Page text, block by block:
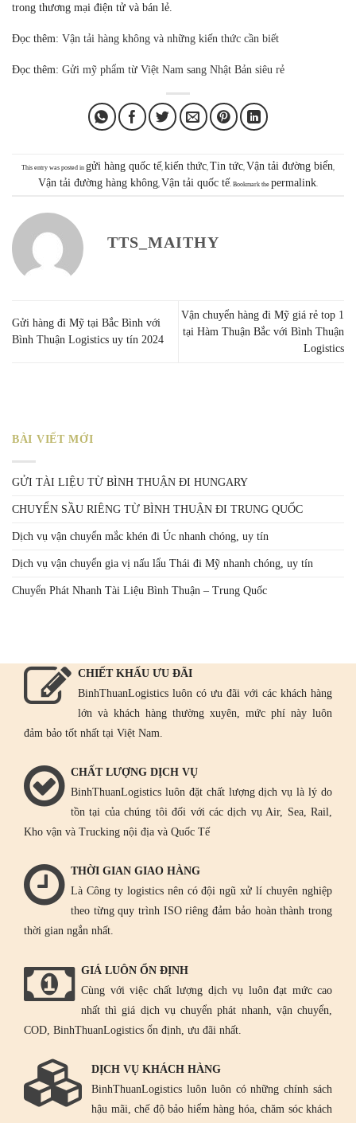
trong thương mại điện tử và bán lẻ.
Đọc thêm: Vận tải hàng không và những kiến thức cần biết
Đọc thêm: Gửi mỹ phẩm từ Việt Nam sang Nhật Bản siêu rẻ
This entry was posted in gửi hàng quốc tế, kiến thức, Tin tức, Vận tải đường biển,
Vận tải đường hàng không, Vận tải quốc tế. Bookmark the permalink.
TTS_MAITHY
Gửi hàng đi Mỹ tại Bắc Bình với
Bình Thuận Logistics uy tín 2024
Vận chuyển hàng đi Mỹ giá rẻ top 1
tại Hàm Thuận Bắc với Bình Thuận
Logistics
BÀI VIẾT MỚI
GỬI TÀI LIỆU TỪ BÌNH THUẬN ĐI HUNGARY
CHUYỂN SẦU RIÊNG TỪ BÌNH THUẬN ĐI TRUNG QUỐC
Dịch vụ vận chuyển mắc khén đi Úc nhanh chóng, uy tín
Dịch vụ vận chuyển gia vị nấu lẩu Thái đi Mỹ nhanh chóng, uy tín
Chuyển Phát Nhanh Tài Liệu Bình Thuận – Trung Quốc
CHIẾT KHẤU ƯU ĐÃI
BinhThuanLogistics luôn có ưu đãi với các khách hàng
lớn và khách hàng thường xuyên, mức phí này luôn
đảm bảo tốt nhất tại Việt Nam.
CHẤT LƯỢNG DỊCH VỤ
BinhThuanLogistics luôn đặt chất lượng dịch vụ là lý do
tồn tại của chúng tôi đối với các dịch vụ Air, Sea, Rail,
Kho vận và Trucking nội địa và Quốc Tế
THỜI GIAN GIAO HÀNG
Là Công ty logistics nên có đội ngũ xử lí chuyên nghiệp
theo từng quy trình ISO riêng đảm bảo hoàn thành trong
thời gian ngắn nhất.
GIÁ LUÔN ỔN ĐỊNH
Cùng với việc chất lượng dịch vụ luôn đạt mức cao
nhất thì giá dịch vụ chuyển phát nhanh, vận chuyển,
COD, BinhThuanLogistics ổn định, ưu đãi nhất.
DỊCH VỤ KHÁCH HÀNG
BinhThuanLogistics luôn luôn có những chính sách
hậu mãi, chế độ bảo hiểm hàng hóa, chăm sóc khách